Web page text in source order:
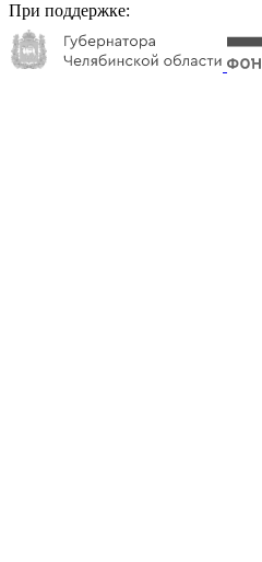
При поддержке: